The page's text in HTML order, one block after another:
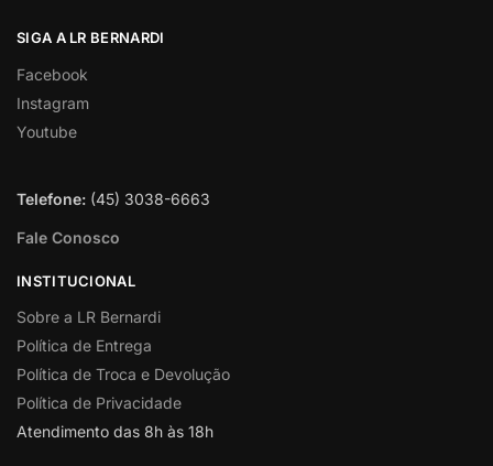
SIGA A LR BERNARDI
Facebook
Instagram
Youtube
Telefone: (45) 3038-6663
Fale Conosco
INSTITUCIONAL
Sobre a LR Bernardi
Política de Entrega
Política de Troca e Devolução
Política de Privacidade
Atendimento das 8h às 18h